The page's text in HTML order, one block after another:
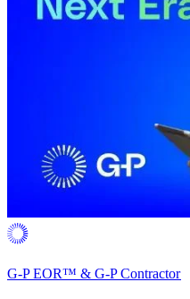
G-P EOR™ & G-P Contractor​​